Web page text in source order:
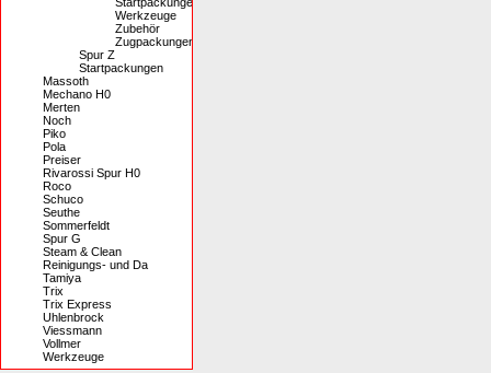
Werkzeuge
Zubehör
Zugpackungen
Spur Z
Startpackungen
Massoth
Mechano H0
Merten
Noch
Piko
Pola
Preiser
Rivarossi Spur H0
Roco
Schuco
Seuthe
Sommerfeldt
Spur G
Steam & Clean
Reinigungs- und Da
Tamiya
Trix
Trix Express
Uhlenbrock
Viessmann
Vollmer
Werkzeuge